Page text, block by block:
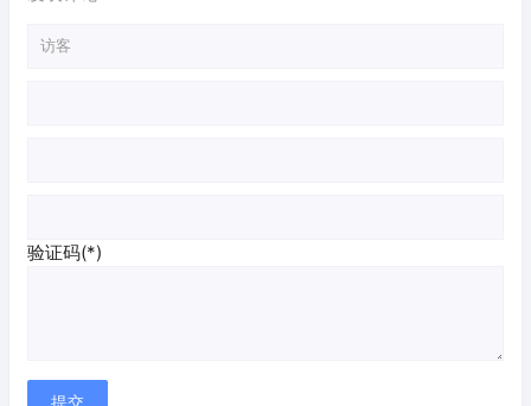
验证码(*)